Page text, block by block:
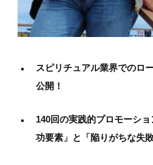
スピリチュアル業界でのロ
公開！
140回の実践的プロモーシ
功要素」と「陥りがちな失